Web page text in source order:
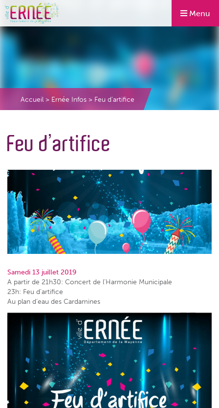
Menu
Accueil > Ernée Infos > Feu d’artifice
Feu d’artifice
Samedi 13 juillet 2019
A partir de 21h30: Concert de l’Harmonie Municipale
23h: Feu d’artifice
Au plan d’eau des Cardamines